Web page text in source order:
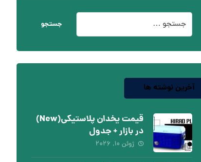
جستجو
آخرین نوشته ها
قیمت یخدان پلاستیکی(New)
در بازار + جدول
ژوئن ۱۰, ۲۰۲۶